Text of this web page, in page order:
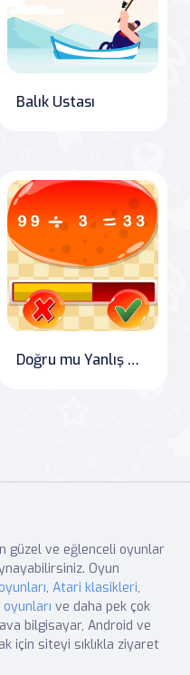
Balık Ustası
Doğru mu Yanlış mı Matematik Oyunu
güzel ve eğlenceli oyunlar
Oyun
, Atari klasikleri,
ve daha pek çok
bilgisayar, Android ve
için siteyi sıklıkla ziyaret